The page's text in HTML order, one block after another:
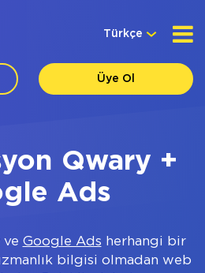
Türkçe
Üye Ol
Qwary +
Ads
ve Google Ads herhangi bir
bilgisi olmadan web